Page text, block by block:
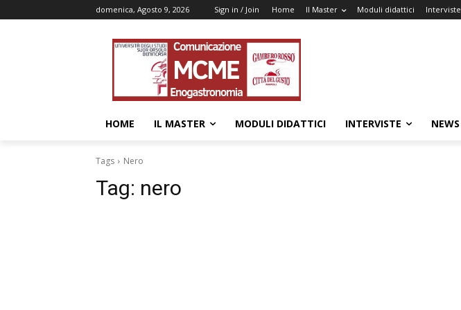
domenica, Agosto 9, 2026 Sign in / Join Home Il Master Moduli didattici Interviste
HOME IL MASTER MODULI DIDATTICI INTERVISTE NEWS
Tags Nero
Tag: nero